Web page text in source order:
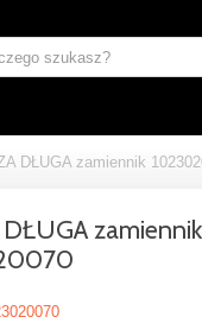
DŁUGA zamiennik
zamiennik